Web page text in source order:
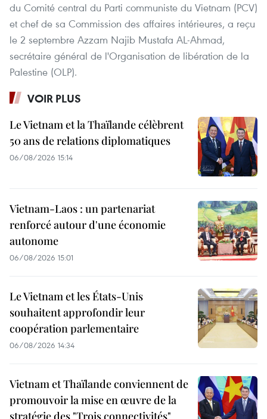
du Comité central du Parti communiste du Vietnam (PCV)
et chef de sa Commission des affaires intérieures, a reçu
le 2 septembre Azzam Najib Mustafa AL-Ahmad,
secrétaire général de l'Organisation de libération de la
Palestine (OLP).
VOIR PLUS
Le Vietnam et la Thaïlande célèbrent
50 ans de relations diplomatiques
06/08/2026 15:14
Vietnam-Laos : un partenariat
renforcé autour d'une économie
autonome
06/08/2026 15:01
Le Vietnam et les États-Unis
souhaitent approfondir leur
coopération parlementaire
06/08/2026 14:34
Vietnam et Thaïlande conviennent de
promouvoir la mise en œuvre de la
stratégie des "Trois connectivités"